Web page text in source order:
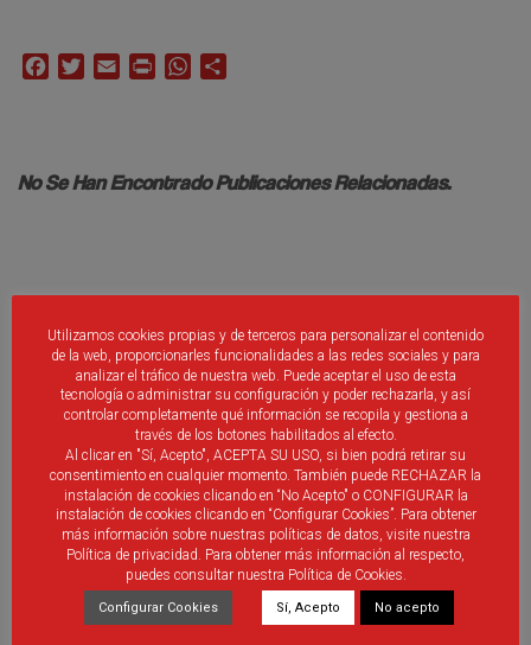
FacebookTwitterEmail Print WhatsApp
No Se Han Encontrado Publicaciones Relacionadas.
Debes seridentificadointroducir un comentario.
ÚLTIMAS PUBLICACIONES
Nueva aplicación móvil RFCYLF
Utilizamos cookies propias y de terceros para personalizar el contenido
de la web, proporcionarles funcionalidades a las redes sociales y para
analizar el tráfico de nuestra web. Puede aceptar el uso de esta
tecnología o administrar su configuración y poder rechazarla, y así
controlar completamente qué información se recopila y gestiona a
través de los botones habilitados al efecto.
Al clicar en "Sí, Acepto", ACEPTA SU USO, si bien podrá retirar su
consentimiento en cualquier momento. También puede RECHAZAR la
instalación de cookies clicando en “No Acepto" o CONFIGURAR la
instalación de cookies clicando en “Configurar Cookies”. Para obtener
más información sobre nuestras políticas de datos, visite nuestra
Política de privacidad. Para obtener más información al respecto,
puedes consultar nuestra Política de Cookies.
Configurar Cookies Sí, Acepto No acepto